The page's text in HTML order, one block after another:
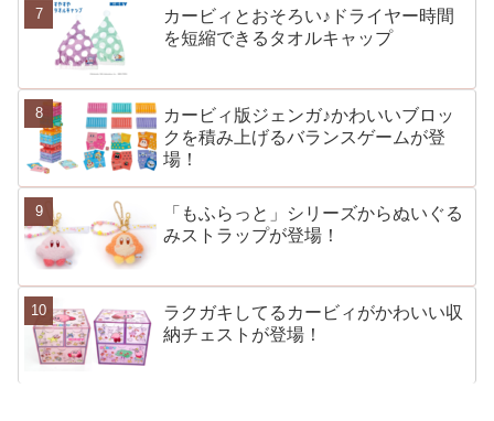
カービィとおそろい♪ドライヤー時間
を短縮できるタオルキャップ
カービィ版ジェンガ♪かわいいブロッ
クを積み上げるバランスゲームが登
場！
「もふらっと」シリーズからぬいぐる
みストラップが登場！
ラクガキしてるカービィがかわいい収
納チェストが登場！